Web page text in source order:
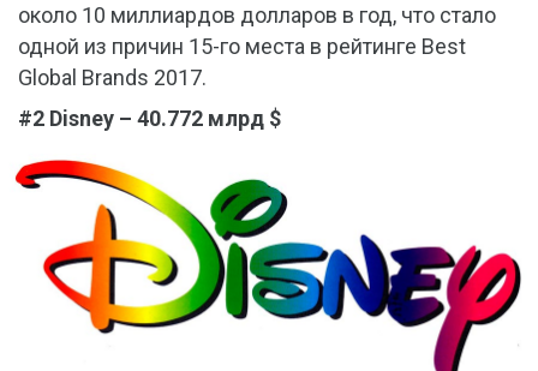
около 10 миллиардов долларов в год, что стало
одной из причин 15-го места в рейтинге Best
Global Brands 2017.
#2 Disney – 40.772 млрд $